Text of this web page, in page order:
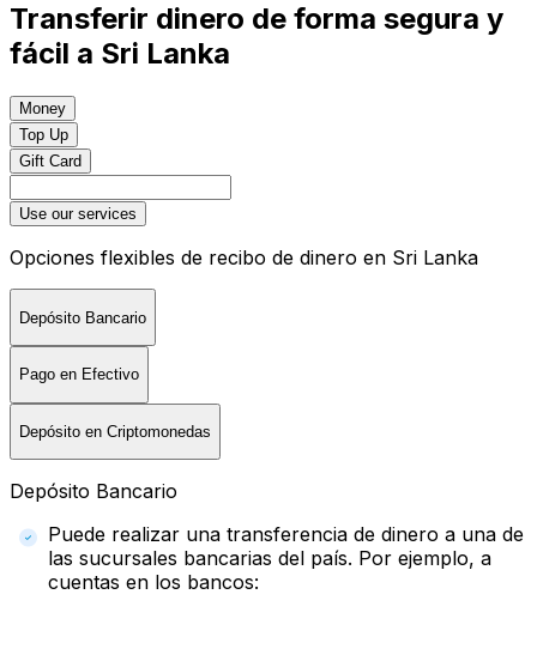
Transferir dinero de forma segura y
fácil a Sri Lanka
Money
Top Up
Gift Card
Use our services
Opciones flexibles de recibo de dinero en Sri Lanka
Depósito Bancario
Pago en Efectivo
Depósito en Criptomonedas
Depósito Bancario
Puede realizar una transferencia de dinero a una de
las sucursales bancarias del país. Por ejemplo, a
cuentas en los bancos: